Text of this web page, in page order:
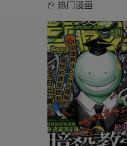
热门漫画